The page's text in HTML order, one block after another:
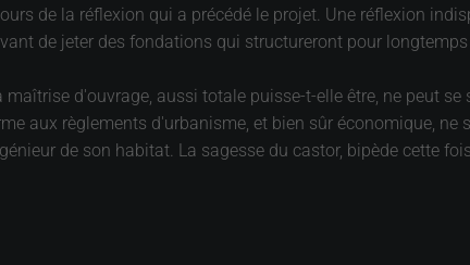
de la réflexion qui a précédé le projet. Une réflexion
de jeter des fondations qui structureront pour longtemps
d'ouvrage, aussi totale puisse-t-elle être, ne peut
aux règlements d'urbanisme, et bien sûr économique, ne
de son habitat. La sagesse du castor, bipède cette